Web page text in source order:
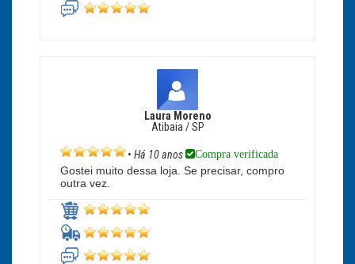
Laura Moreno
Atibaia / SP
• Há 10 anos Compra verificada
Gostei muito dessa loja. Se precisar, compro
outra vez.